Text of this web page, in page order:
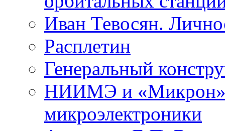
Иван Тевосян.
Расплетин
Генеральный
НИИМЭ и «Микрон»
микроэлектроники